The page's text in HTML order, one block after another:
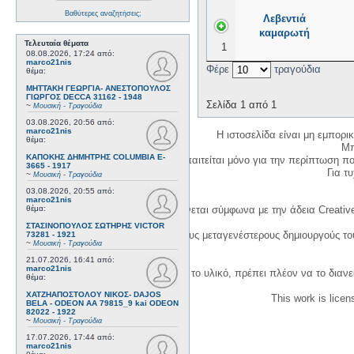
Βαθύτερες αναζητήσεις;
Τελευταία θέματα
08.08.2026, 17:24 από:
marco21nis
θέμα:
ΜΗΤΤΑΚΗ ΓΕΩΡΓΙΑ- ΑΝΕΣΤΟΠΟΥΛΟΣ
ΓΙΩΡΓΟΣ DECCA 31162 - 1948
~ Μουσική - Τραγούδια
03.08.2026, 20:56 από:
marco21nis
θέμα:
ΚΑΠΟΚΗΣ ΔΗΜΗΤΡΗΣ COLUMBIA E-
3665 - 1917
~ Μουσική - Τραγούδια
03.08.2026, 20:55 από:
marco21nis
θέμα:
ΣΤΑΣΙΝΟΠΟΥΛΟΣ ΣΩΤΗΡΗΣ VICTOR
73281 - 1921
~ Μουσική - Τραγούδια
21.07.2026, 16:41 από:
marco21nis
θέμα:
ΧΑΤΖΗΑΠΟΣΤΟΛΟΥ ΝΙΚΟΣ- DAJOS
BELA - ODEON AA 79815_9 kai ODEON
82022 - 1922
~ Μουσική - Τραγούδια
17.07.2026, 17:44 από:
marco21nis
1
Λεβεντιά
καμαρωτή
Φέρε τραγούδια
Σελίδα 1 από 1
Η ιστοσελίδα είναι μη
Η δημιουργία λογαριασμού απαιτείται μόνο για την περίπτωση
Για
Η χρήση του υλικού της σελίδας γίνεται σύμφωνα με την άδεια
1. Να αναφέρετε τον αρχικό και τους μεταγενέστερους δημιουργούς
3. Αν διασκευάσετε με κάθε τρόπο το υλικό, πρέπει πλέον να το
This work is